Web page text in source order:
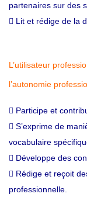
partenaires sur des
 Lit et rédige de la
L’utilisateur
l’autonomie
 Participe et
 S’exprime de
vocabulaire
 Développe des
 Rédige et reçoit
professionnelle.